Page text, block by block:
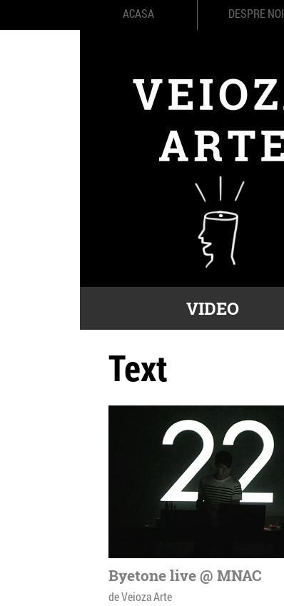
ACASA DESPRE NOI
VIDEO
Text
Byetone live @ MNAC
de Veioza Arte